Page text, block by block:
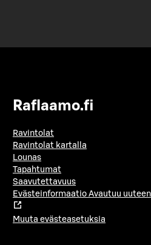
Raflaamo.fi
Ravintolat
Ravintolat kartalla
Lounas
Tapahtumat
Saavutettavuus
Evästeinformaatio Avautuu
Muuta evästeasetuksia